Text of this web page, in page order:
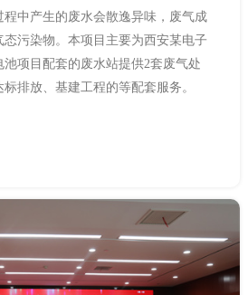
中产生的废水会散逸异味，废气成
污染物。本项目主要为西安某电子
项目配套的废水站提供2套废气处
排放、基建工程的等配套服务。